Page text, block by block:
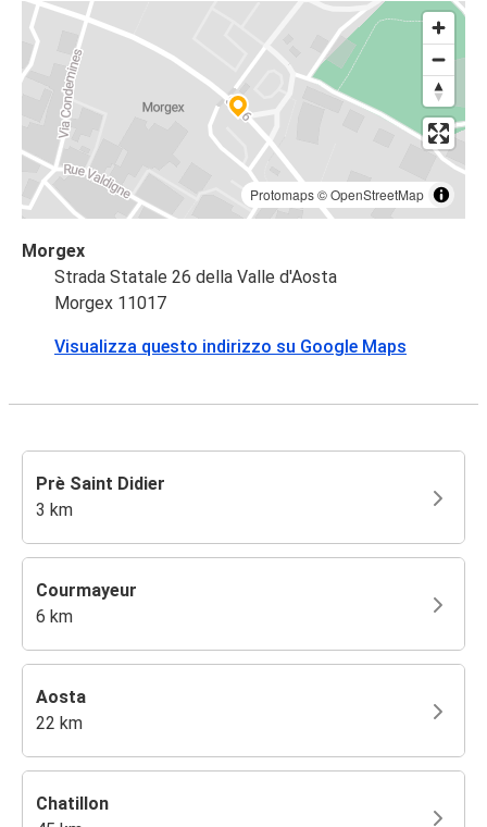
Protomaps©OpenStreetMap
Morgex
Strada Statale 26 della Valle d'Aosta
Morgex 11017
Visualizza questo indirizzo su Google Maps
Prè Saint Didier
3 km
Courmayeur
6 km
Aosta
22 km
Chatillon